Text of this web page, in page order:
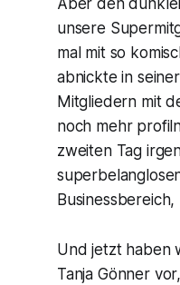
Aber den
unsere
mal mit so
abnickte in
Mitgliedern mit
noch mehr
zweiten Tag
Und jetzt haben
Tanja Gönner